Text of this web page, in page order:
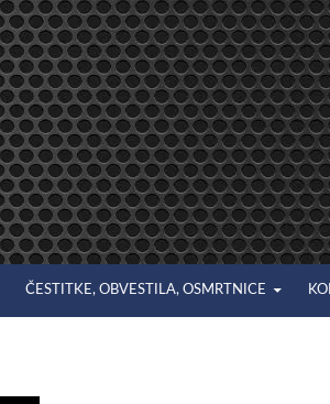
ČESTITKE, OBVESTILA, OSMRTNICE